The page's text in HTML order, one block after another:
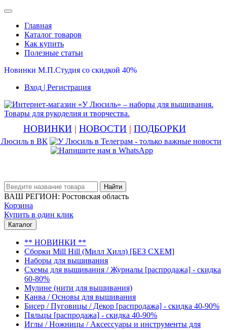
Главная
Каталог товаров
Как купить
Полезные статьи
Новинки М.П.Студия со скидкой 40%
Вход | Регистрация
НОВИНКИ | НОВОСТИ | ПОДБОРКИ
Найти
ВАШ РЕГИОН: Ростовская область
Корзина
Купить в один клик
Каталог
** НОВИНКИ **
Сборки Mill Hill (Милл Хилл) [БЕЗ СХЕМ]
Наборы для вышивания
Схемы для вышивания / Журналы [распродажа] - скидка
60-80%
Мулине (нити для вышивания)
Канва / Основы для вышивания
Бисер / Пуговицы / Декор [распродажа] - скидка 40-90%
Пяльцы [распродажа] - скидка 40-90%
Иглы / Ножницы / Аксессуары и инструменты для